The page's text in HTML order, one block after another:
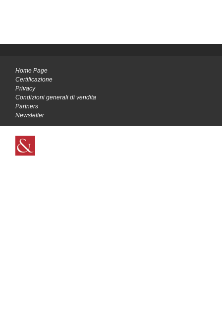
Home Page
Certificazione
Privacy
Condizioni generali di vendita
Partners
Newsletter